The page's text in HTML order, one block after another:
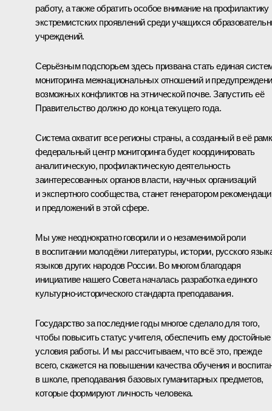
работу, а также обратить особое внимание на профилактику
экстремистских проявлений среди учащихся
учреждений.
Серьёзным подспорьем здесь призвана стать единая
мониторинга межнациональных отношений и
возможных конфликтов на этнической почве. Запустить её
Правительство должно до конца текущего года.
Система охватит все регионы страны, а созданный в её
федеральный центр мониторинга будет координировать
аналитическую, профилактическую деятельность
заинтересованных органов власти, научных организаций
и экспертного сообщества, станет генератором
и предложений в этой сфере.
Мы уже неоднократно говорили и о незаменимой роли
в воспитании молодёжи литературы, истории, русского
языков других народов России. Во многом благодаря
инициативе нашего Совета началась разработка единого
культурно-исторического стандарта преподавания.
Государство за последние годы многое сделало для того,
чтобы повысить статус учителя, обеспечить ему достойные
условия работы. И мы рассчитываем, что всё это, прежде
всего, скажется на повышении качества обучения и
в школе, преподавания базовых гуманитарных предметов,
которые формируют личность человека.